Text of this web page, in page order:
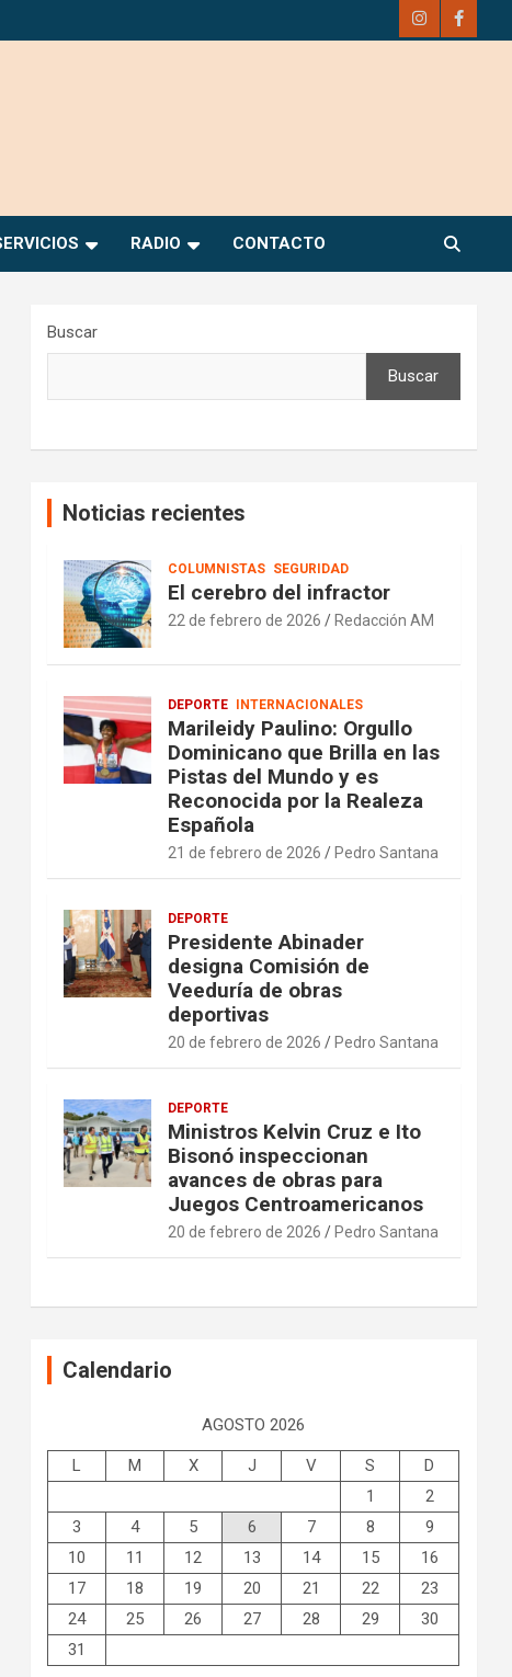
RADIO CONTACTO
Buscar
Buscar
Noticias recientes
COLUMNISTAS SEGURIDAD
El cerebro del infractor
22 de febrero de 2026 Redacción AM
DEPORTE INTERNACIONALES
Marileidy Paulino: Orgullo
Dominicano que Brilla en las
Pistas del Mundo y es
Reconocida por la Realeza
Española
21 de febrero de 2026 Pedro Santana
DEPORTE
Presidente Abinader
designa Comisión de
Veeduría de obras
deportivas
20 de febrero de 2026 Pedro Santana
DEPORTE
Ministros Kelvin Cruz e Ito
Bisonó inspeccionan
avances de obras para
Juegos Centroamericanos
20 de febrero de 2026 Pedro Santana
Calendario
AGOSTO 2026
L M X J V S
D
1
2
3
4 5 6 7 8
9
10
11 12 13 14 15
16
17
18 19 20 21 22
23
24
25 26 27 28 29
30
31